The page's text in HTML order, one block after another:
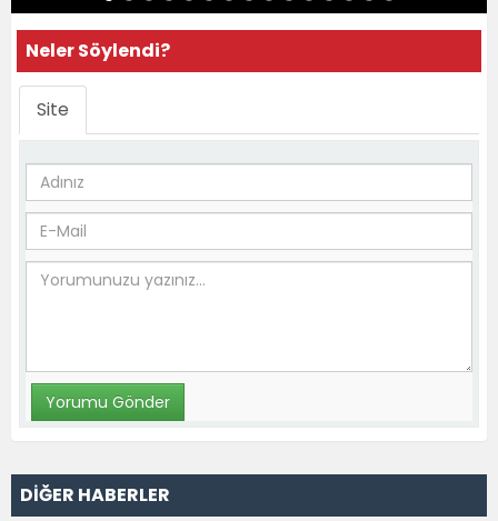
Neler Söylendi?
Site
DİĞER HABERLER